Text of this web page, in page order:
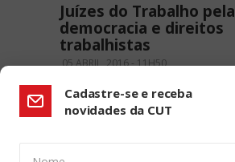
Juízes do Trabalho pela
democracia e direitos
trabalhistas
05 ABRIL, 2016 - 11H50
Cadastre-se e receba
novidades da CUT